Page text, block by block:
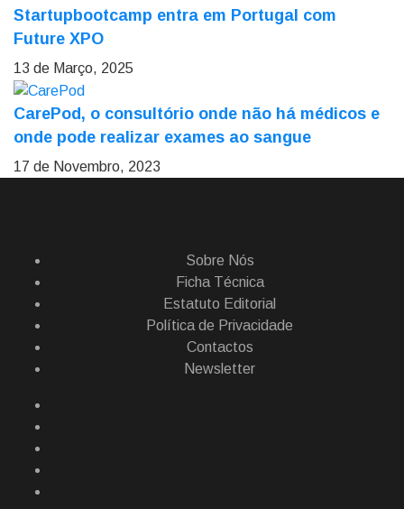
Startupbootcamp entra em Portugal com
Future XPO
13 de Março, 2025
CarePod, o consultório onde não há médicos e
onde pode realizar exames ao sangue
17 de Novembro, 2023
Sobre Nós
Ficha Técnica
Estatuto Editorial
Política de Privacidade
Contactos
Newsletter